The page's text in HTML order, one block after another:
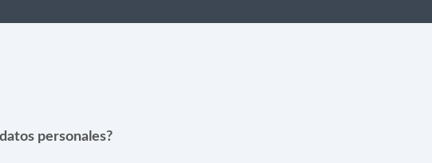
personales?